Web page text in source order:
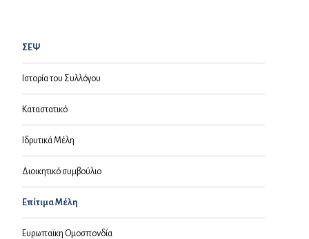
ΣΕΨ
Ιστορία του Συλλόγου
Καταστατικό
Ιδρυτικά Μέλη
Διοικητικό συμβούλιο
Επίτιμα Μέλη
Ευρωπαϊκη Ομοσπονδία